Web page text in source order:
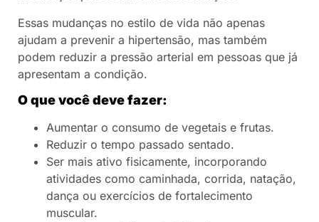
Essas mudanças no estilo de vida não apenas
ajudam a prevenir a hipertensão, mas também
podem reduzir a pressão arterial em pessoas que já
apresentam a condição.
O que você deve fazer:
Aumentar o consumo de vegetais e frutas.
Reduzir o tempo passado sentado.
Ser mais ativo fisicamente, incorporando
atividades como caminhada, corrida, natação,
dança ou exercícios de fortalecimento
muscular.